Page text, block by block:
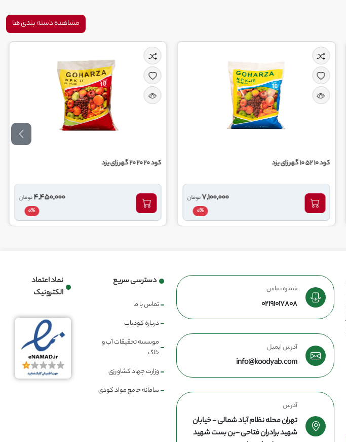
مشاهده دسته بندی ها
شماره تماس
02191017808
آدرس ایمیل
info@koodyab.com
آدرس
تهران محله نظام آباد شمالی - خیابان
شهید برادران فتاحی -بن بست شهید
دسترسی سریع
تماس با ما
درباره کودیاب
موسسه تحقیقات آب و
خاک
وزارت جهاد کشاورزی
سامانه جامع مواد کودی
نماد اعتماد
الکترونیک